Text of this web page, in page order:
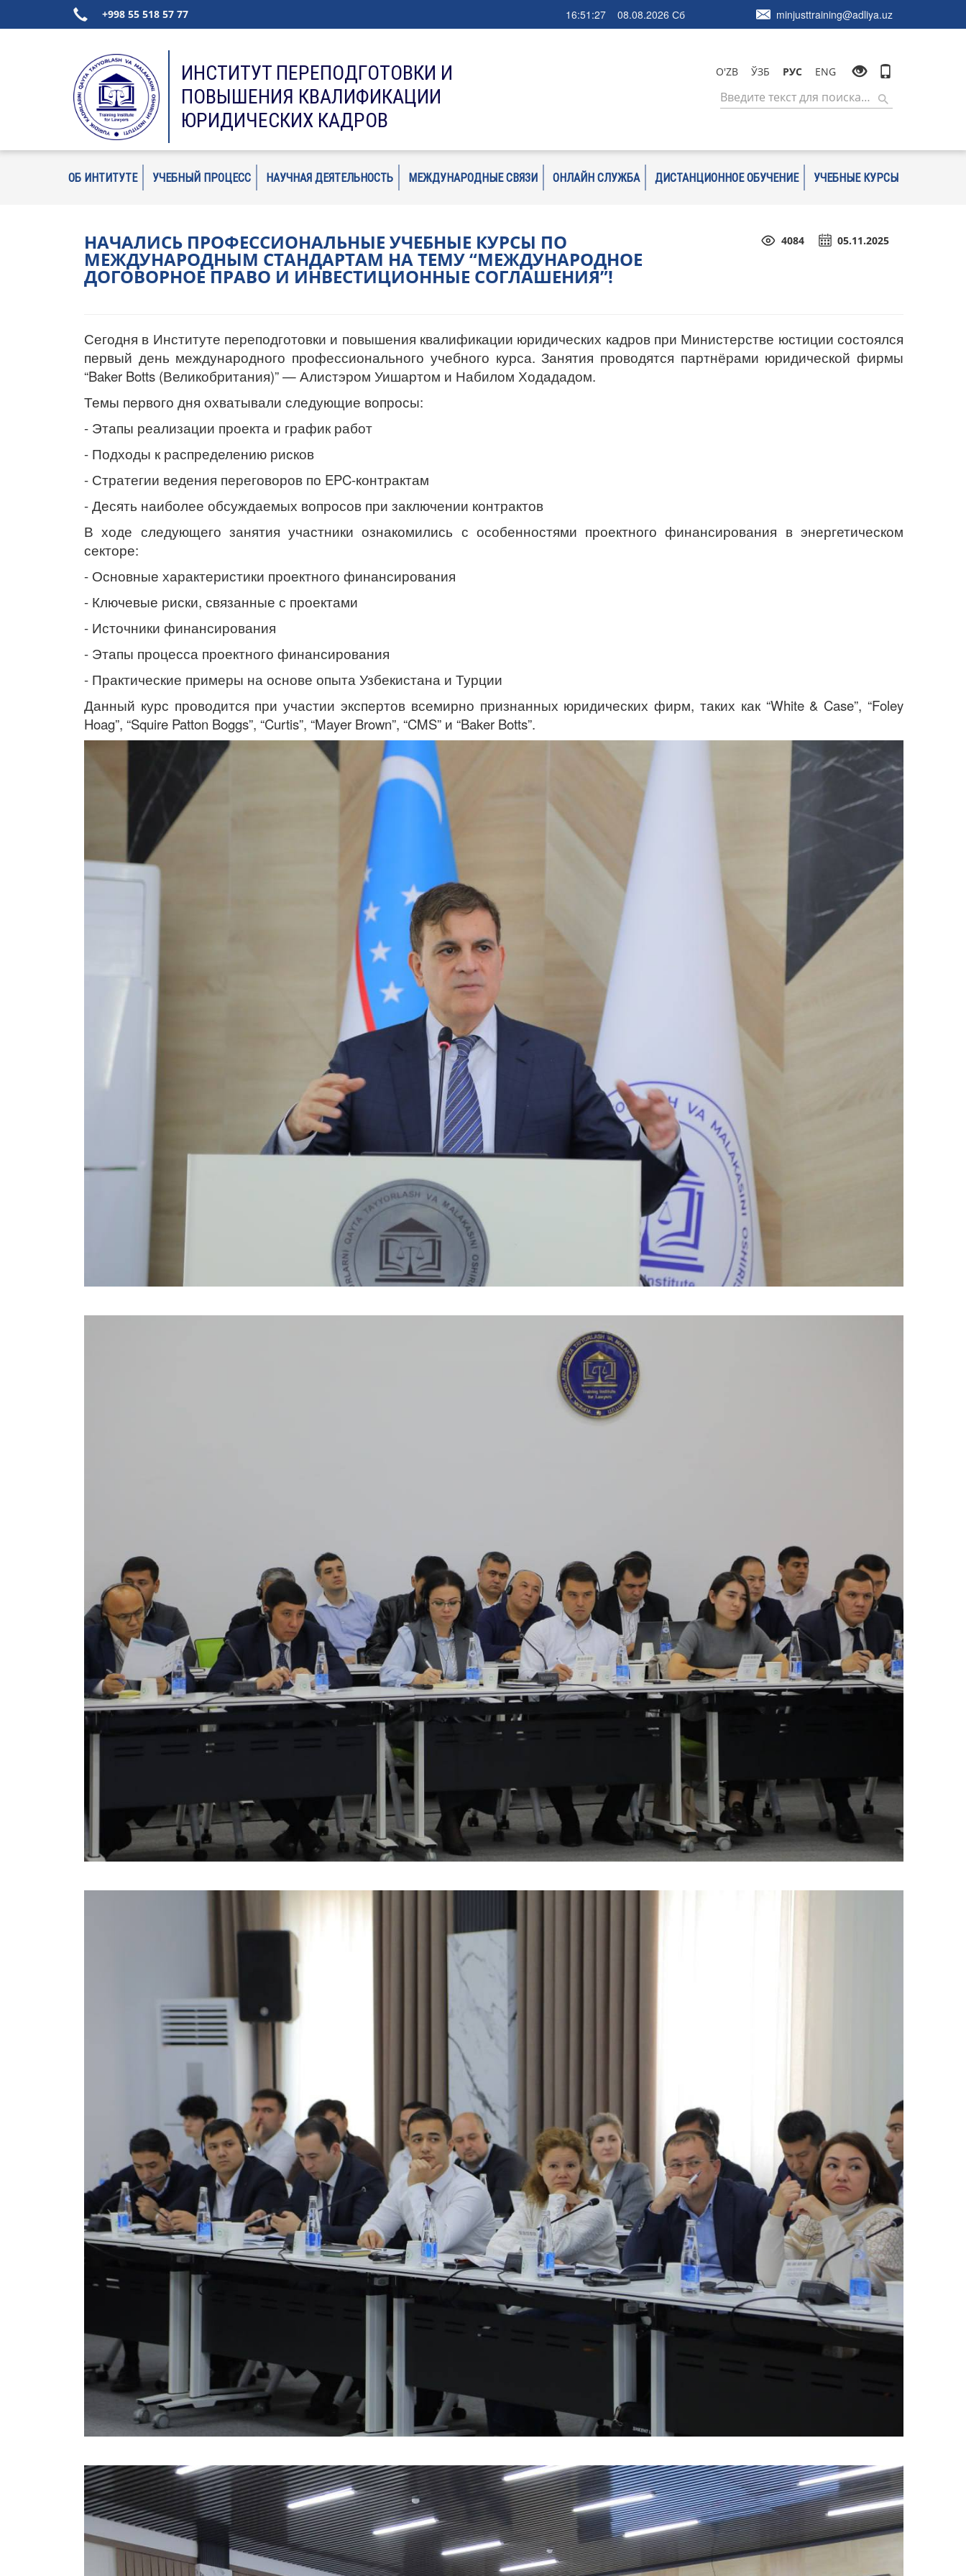
+998 55 518 57 77 16:51:29 08.08.2026 Сб minjusttraining@adliya.uz
ИНСТИТУТ ПЕРЕПОДГОТОВКИ И
ПОВЫШЕНИЯ КВАЛИФИКАЦИИ
ЮРИДИЧЕСКИХ КАДРОВ
O'ZB ЎЗБ РУС ENG
ОБ ИНТИТУТЕ УЧЕБНЫЙ ПРОЦЕСС НАУЧНАЯ ДЕЯТЕЛЬНОСТЬ МЕЖДУНАРОДНЫЕ СВЯЗИ ОНЛАЙН СЛУЖБА ДИСТАНЦИОННОЕ ОБУЧЕНИЕ УЧЕБНЫЕ КУРСЫ
НАЧАЛИСЬ ПРОФЕССИОНАЛЬНЫЕ УЧЕБНЫЕ КУРСЫ ПО
МЕЖДУНАРОДНЫМ СТАНДАРТАМ НА ТЕМУ “МЕЖДУНАРОДНОЕ
ДОГОВОРНОЕ ПРАВО И ИНВЕСТИЦИОННЫЕ СОГЛАШЕНИЯ”!
05.11.2025
4084
Сегодня в Институте переподготовки и повышения квалификации юридических кадров при Министерстве юстиции состоялся
первый день международного профессионального учебного курса. Занятия проводятся партнёрами юридической фирмы
“Baker Botts (Великобритания)” — Алистэром Уишартом и Набилом Ходададом.
Темы первого дня охватывали следующие вопросы:
- Этапы реализации проекта и график работ
- Подходы к распределению рисков
- Стратегии ведения переговоров по EPC-контрактам
- Десять наиболее обсуждаемых вопросов при заключении контрактов
В ходе следующего занятия участники ознакомились с особенностями проектного финансирования в энергетическом
секторе:
- Основные характеристики проектного финансирования
- Ключевые риски, связанные с проектами
- Источники финансирования
- Этапы процесса проектного финансирования
- Практические примеры на основе опыта Узбекистана и Турции
Данный курс проводится при участии экспертов всемирно признанных юридических фирм, таких как “White & Case”, “Foley
Hoag”, “Squire Patton Boggs”, “Curtis”, “Mayer Brown”, “CMS” и “Baker Botts”.